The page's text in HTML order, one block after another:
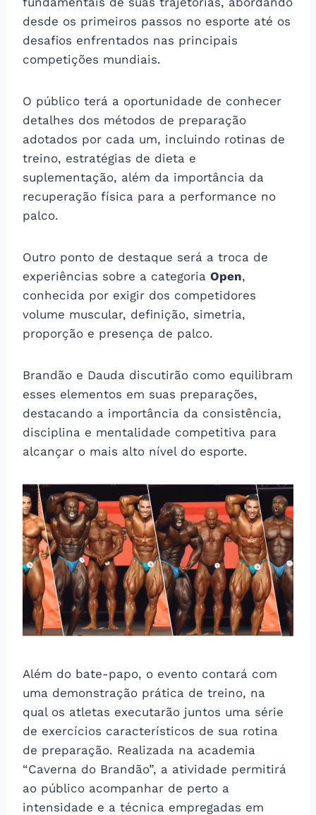
desde os primeiros passos no esporte até os
desafios enfrentados nas principais
competições mundiais.
O público terá a oportunidade de conhecer
detalhes dos métodos de preparação
adotados por cada um, incluindo rotinas de
treino, estratégias de dieta e
suplementação, além da importância da
recuperação física para a performance no
palco.
Outro ponto de destaque será a troca de
experiências sobre a categoria Open,
conhecida por exigir dos competidores
volume muscular, definição, simetria,
proporção e presença de palco.
Brandão e Dauda discutirão como equilibram
esses elementos em suas preparações,
destacando a importância da consistência,
disciplina e mentalidade competitiva para
alcançar o mais alto nível do esporte.
Além do bate-papo, o evento contará com
uma demonstração prática de treino, na
qual os atletas executarão juntos uma série
de exercícios característicos de sua rotina
de preparação. Realizada na academia
“Caverna do Brandão”, a atividade permitirá
ao público acompanhar de perto a
intensidade e a técnica empregadas em